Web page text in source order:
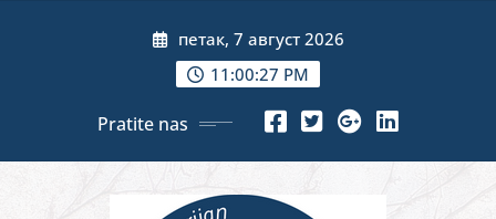
петак, 7 август 2026
11:00:29 PM
Pratite nas